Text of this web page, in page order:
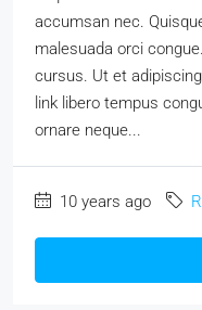
accumsan nec.
malesuada orci
cursus. Ut et
link libero tempus
ornare neque...
10 years ago